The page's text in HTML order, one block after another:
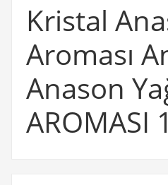
Kristal
Aroması
Anason
AROMASI